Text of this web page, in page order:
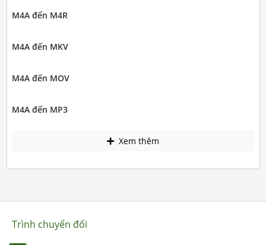
M4A đến M4R
M4A đến MKV
M4A đến MOV
M4A đến MP3
Xem thêm
Trình chuyển đổi